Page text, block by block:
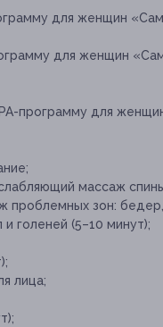
для женщин
для женщин
программу для
массаж
проблемных зон:
голеней (5–10 минут);
лица;